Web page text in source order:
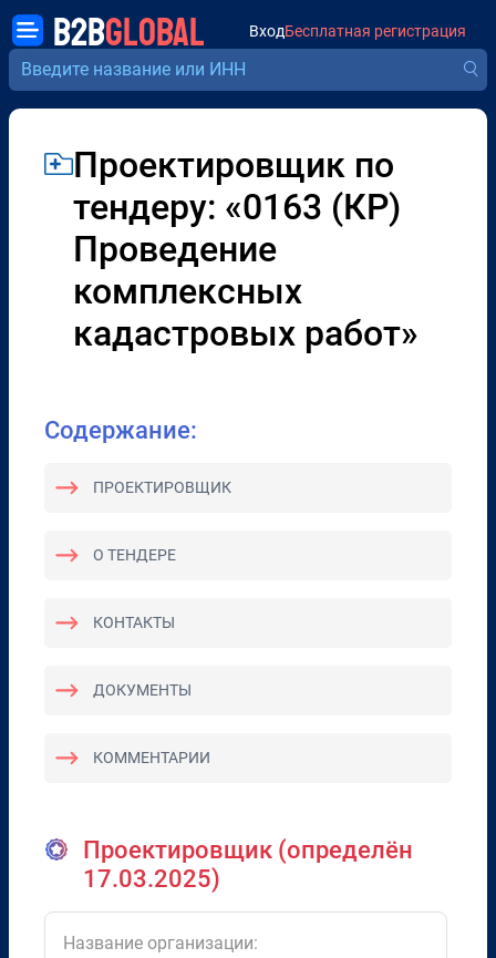
B2BGLOBAL ВходБесплатная регистрация
Проектировщик по
тендеру: «0163 (КР)
Проведение
комплексных
кадастровых работ»
Содержание:
ПРОЕКТИРОВЩИК
О ТЕНДЕРЕ
КОНТАКТЫ
ДОКУМЕНТЫ
КОММЕНТАРИИ
Проектировщик (определён
17.03.2025)
Название организации: